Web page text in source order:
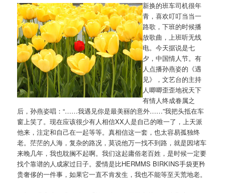
新换的班车司机很年
青，喜欢叮叮当当一
路歌，下班的时候播
放歌曲，上班听无线
电。今天据说是七
夕，中国情人节。有
人点播孙燕姿的《遇
见》，文艺台的主持
人唧唧歪歪地祝天下
有情人终成眷属之
后，孙燕姿唱：“……我遇见你是最美丽的意外……”我把头抵在车
窗上笑了。现在应该很少有人相信XX人是自己的唯一了，上天派
他来，注定和自己在一起等等。真相信这一套，也太容易孤独终
老。茫茫的人海，复杂的路况，莫说他万一找不到路，就是因堵车
来晚几年，我也耽搁不起啊。我们这起庸俗老百姓，是时候一定要
找个靠谱的人成家过日子。爱情是比HERMMS BIRKINS手袋更矜
贵奢侈的一件事，如果它一直不肯发生，我也不能等至天荒地老。